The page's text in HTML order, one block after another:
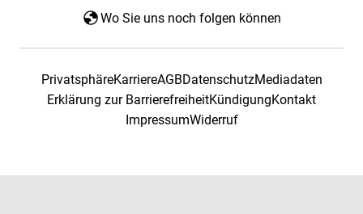
Wo Sie uns noch folgen können
PrivatsphäreKarriereAGBDatenschutzMediadaten
Erklärung zur BarrierefreiheitKündigungKontakt
ImpressumWiderruf